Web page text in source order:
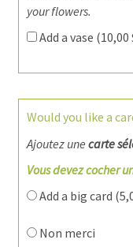
your flowers.
Add a vase (10,00
Would you like a
Ajoutez une carte
Vous devez cocher
Add a big card (
Non merci